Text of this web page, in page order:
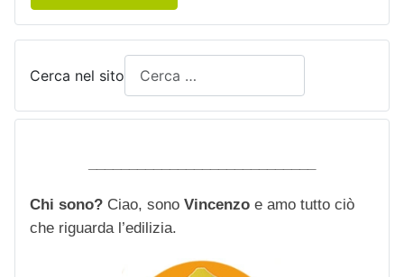
Cerca nel sito
Chi sono? Ciao, sono Vincenzo e amo tutto ciò
che riguarda l’edilizia.